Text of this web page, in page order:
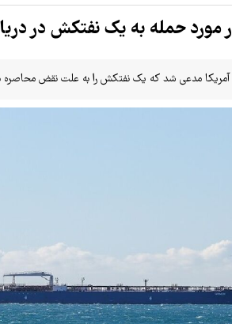
مورد حمله به یک نفتکش در
آمریکا مدعی شد که یک نفتکش را به علت نقض محاصره